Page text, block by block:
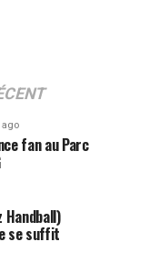
ago
fan au Parc
se suffit